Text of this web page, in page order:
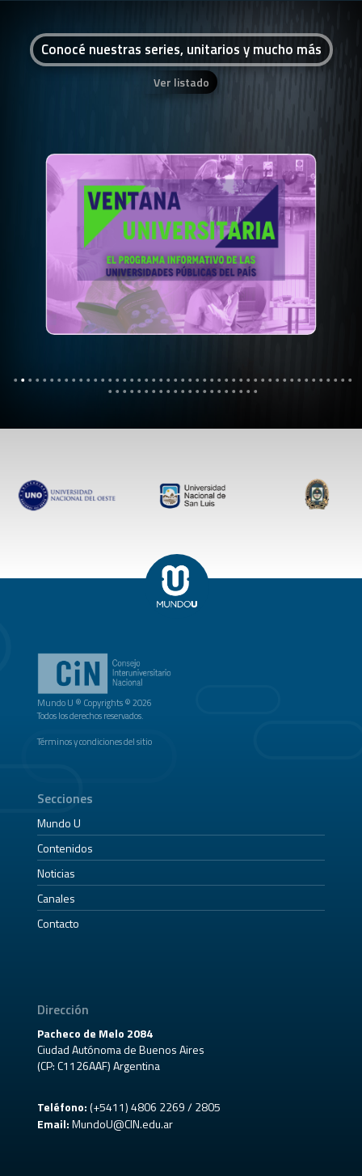
Conocé nuestras series, unitarios y mucho más
Ver listado
Mundo U ® Copyrights © 2026
Todos los derechos reservados.
Términos y condiciones del sitio
Secciones
Mundo U
Contenidos
Noticias
Canales
Contacto
Dirección
Pacheco de Melo 2084
Ciudad Autónoma de Buenos Aires
(CP: C1126AAF) Argentina
Teléfono:(+5411) 4806 2269 / 2805
Email: MundoU@CIN.edu.ar